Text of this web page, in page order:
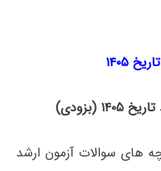
۱۴۰۵
(بزودی)
های سوالات آزمون ارشد